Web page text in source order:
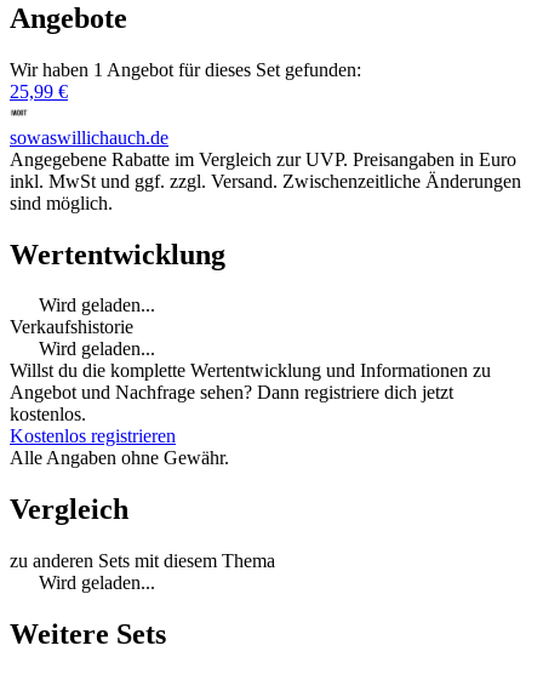
Angebote
Wir haben 1 Angebot für dieses Set gefunden:
25,99 €
sowaswillichauch.de
Angegebene Rabatte im Vergleich zur UVP. Preisangaben in Euro
inkl. MwSt und ggf. zzgl. Versand. Zwischenzeitliche Änderungen
sind möglich.
Wertentwicklung
Wird geladen...
Verkaufshistorie
Wird geladen...
Willst du die komplette Wertentwicklung und Informationen zu
Angebot und Nachfrage sehen? Dann registriere dich jetzt
kostenlos.
Kostenlos registrieren
Alle Angaben ohne Gewähr.
Vergleich
zu anderen Sets mit diesem Thema
Wird geladen...
Weitere Sets